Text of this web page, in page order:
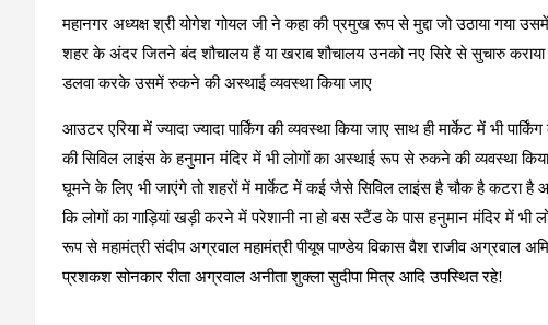
महानगर अध्यक्ष श्री योगेश गोयल जी ने कहा की प्रमुख रूप से मुद्दा जो उठाया गया
शहर के अंदर जितने बंद शौचालय हैं या खराब शौचालय उनको नए सिरे से सुचारु
डलवा करके उसमें रुकने की अस्थाई व्यवस्था किया जाए
आउटर एरिया में ज्यादा ज्यादा पार्किंग की व्यवस्था किया जाए साथ ही मार्केट में भी
की सिविल लाइंस के हनुमान मंदिर में भी लोगों का अस्थाई रूप से रुकने की व्यवस्था
घूमने के लिए भी जाएंगे तो शहरों में मार्केट में कई जैसे सिविल लाइंस है चौक है कटरा है
कि लोगों का गाड़ियां खड़ी करने में परेशानी ना हो बस स्टैंड के पास हनुमान मंदिर में
रूप से महामंत्री संदीप अग्रवाल महामंत्री पीयूष पाण्डेय विकास वैश राजीव अग्रवाल
प्रशकश सोनकार रीता अग्रवाल अनीता शुक्ला सुदीपा मित्र आदि उपस्थित रहे!